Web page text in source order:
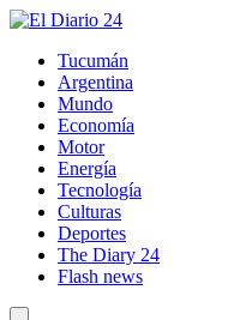
Tucumán
Argentina
Mundo
Economía
Motor
Energía
Tecnología
Culturas
Deportes
The Diary 24
Flash news